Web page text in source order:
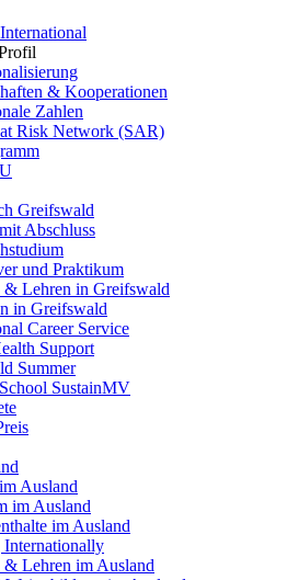
& Kooperationen
Zahlen
Risk Network (SAR)
Greifswald
Abschluss
und Praktikum
& Lehren in Greifswald
in Greifswald
Career Service
Support
Summer
SustainMV
Ausland
im Ausland
im Ausland
Internationally
& Lehren im Ausland